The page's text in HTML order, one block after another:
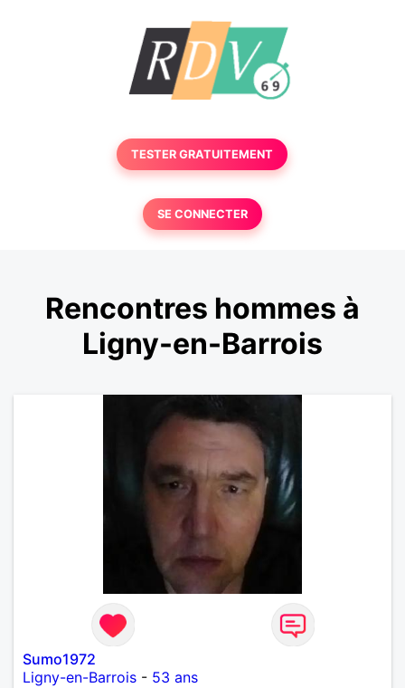
TESTER GRATUITEMENT
SE CONNECTER
Rencontres hommes à
Ligny-en-Barrois
Sumo1972
Ligny-en-Barrois - 53 ans